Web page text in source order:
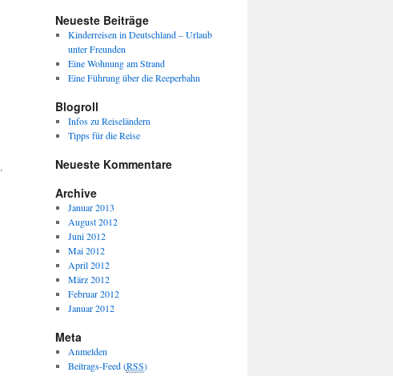
,
Neueste Beiträge
Kinderreisen in Deutschland – Urlaub
unter Freunden
Eine Wohnung am Strand
Eine Führung über die Reeperbahn
Blogroll
Infos zu Reiseländern
Tipps für die Reise
Neueste Kommentare
Archive
Januar 2013
August 2012
Juni 2012
Mai 2012
April 2012
März 2012
Februar 2012
Januar 2012
Meta
Anmelden
Beitrags-Feed (RSS)